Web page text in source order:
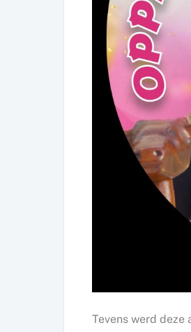
Tevens werd